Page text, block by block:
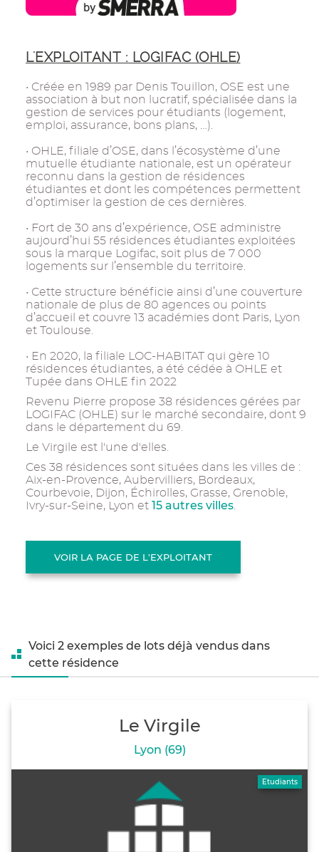
L'EXPLOITANT : LOGIFAC (OHLE)
• Créée en 1989 par Denis Touillon, OSE est une
association à but non lucratif, spécialisée dans la
gestion de services pour étudiants (logement,
emploi, assurance, bons plans, …).
• OHLE, filiale d’OSE, dans l’écosystème d’une
mutuelle étudiante nationale, est un opérateur
reconnu dans la gestion de résidences
étudiantes et dont les compétences permettent
d’optimiser la gestion de ces dernières.
• Fort de 30 ans d’expérience, OSE administre
aujourd’hui 55 résidences étudiantes exploitées
sous la marque Logifac, soit plus de 7 000
logements sur l’ensemble du territoire.
• Cette structure bénéficie ainsi d’une couverture
nationale de plus de 80 agences ou points
d’accueil et couvre 13 académies dont Paris, Lyon
et Toulouse.
• En 2020, la filiale LOC-HABITAT qui gère 10
résidences étudiantes, a été cédée à OHLE et
Tupée dans OHLE fin 2022
Revenu Pierre propose 38 résidences gérées par
LOGIFAC (OHLE) sur le marché secondaire, dont 9
dans le département du 69.
Le Virgile est l'une d'elles.
Ces 38 résidences sont situées dans les villes de :
Aix-en-Provence, Aubervilliers, Bordeaux,
Courbevoie, Dijon, Échirolles, Grasse, Grenoble,
Ivry-sur-Seine, Lyon et 15 autres villes
VOIR LA PAGE DE L'EXPLOITANT
Voici 2 exemples de lots déjà vendus dans
cette résidence
Le Virgile
Lyon (69)
Etudiants